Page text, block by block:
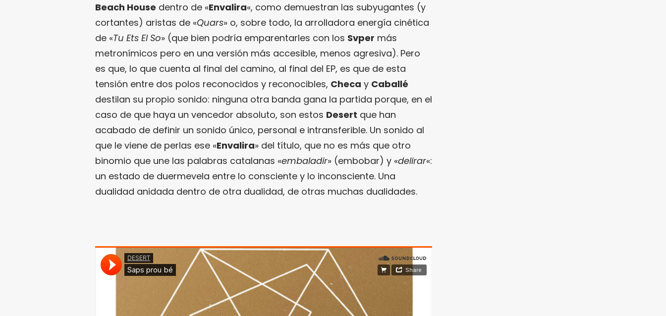
Beach House dentro de «Envalira«, como demuestran las subyugantes (y
cortantes) aristas de «Quars» o, sobre todo, la arrolladora energía cinética
de «Tu Ets El So» (que bien podría emparentarles con los Svper más
metronímicos pero en una versión más accesible, menos agresiva). Pero
es que, lo que cuenta al final del camino, al final del EP, es que de esta
tensión entre dos polos reconocidos y reconocibles, Checa y Caballé
destilan su propio sonido: ninguna otra banda gana la partida porque, en el
caso de que haya un vencedor absoluto, son estos Desert que han
acabado de definir un sonido único, personal e intransferible. Un sonido al
que le viene de perlas ese «Envalira» del título, que no es más que otro
binomio que une las palabras catalanas «embaladir» (embobar) y «delirar«:
un estado de duermevela entre lo consciente y lo inconsciente. Una
dualidad anidada dentro de otra dualidad, de otras muchas dualidades.